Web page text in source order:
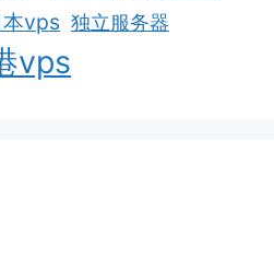
本vps 独立服务器
vps